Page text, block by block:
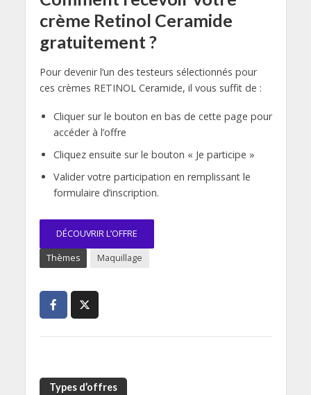
crème Retinol Ceramide
gratuitement ?
Pour devenir l’un des testeurs sélectionnés pour
ces crèmes RETINOL Ceramide, il vous suffit de :
Cliquer sur le bouton en bas de cette page pour
accéder à l’offre
Cliquez ensuite sur le bouton « Je participe »
Valider votre participation en remplissant le
formulaire d’inscription.
DÉCOUVRIR L’OFFRE
Thèmes Maquillage
Types d’offres